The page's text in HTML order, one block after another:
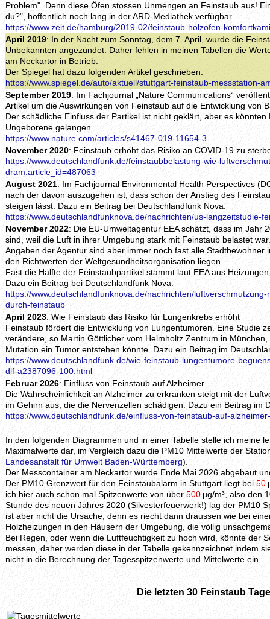
Problem". Denn diese Öfen stossen Unmengen an Feinstaub aus!
du?", hoffentlich noch lang in der ARD-Mediathek verfügbar...
https://www.zeit.de/hamburg/2019-02/feinstaub-holzofen-
April 2019: In der Nacht zum Sonntag, dem 7. April, wurde die
Unbekannten angezündet. Daher fehlen in meinen Tabellen die
am Neckartor in Betrieb.
Der Spiegel hat dazu folgenden Artikel geschrieben:
https://www.spiegel.de/auto/aktuell/stuttgart-feinstaub-messstation-
September 2019: Im Fachjournal „Nature Communications“
Artikel um die Auswirkungen von Feinstaub auf die Entwicklung von
Der schädliche Einfluss der Partikel ist nicht geklärt, aber es
Ungeborene gelangen.
https://www.nature.com/articles/s41467-019-11654-3
November 2020: Feinstaub erhöht das Risiko an COVID-19 zu
https://www.deutschlandfunk.de/feinstaubbelastung-wie-
dram:article_id=487063
August 2021: Im Fachjournal Environmental Health Perspectives
nach der davon auszugehen ist, dass schon der Anstieg des
steigen lässt. Dazu ein Beitrag bei Deutschlandfunk Nova:
https://www.deutschlandfunknova.de/nachrichten/us-langzeitstudie-
November 2022: Die EU-Umweltagentur EEA schätzt, dass im Jahr
sind, weil die Luft in ihrer Umgebung stark mit Feinstaub belastet
Angaben der Agentur sind aber immer noch fast alle
den Richtwerten der Weltgesundheitsorganisation liegen.
Fast die Hälfte der Feinstaubpartikel stammt laut EEA aus
Dazu ein Beitrag bei Deutschlandfunk Nova:
https://www.deutschlandfunknova.de/nachrichten/
durch-feinstaub
April 2023: Wie Feinstaub das Risiko für Lungenkrebs erhöht
Feinstaub fördert die Entwicklung von Lungentumoren. Eine Studie
verändere, so Martin Göttlicher vom Helmholtz Zentrum in
Mutation ein Tumor entstehen könnte. Dazu ein Beitrag im
https://www.deutschlandfunk.de/wie-feinstaub-lungentumore-
dlf-a2387096-100.html
Februar 2026: Einfluss von Feinstaub auf Alzheimer
Die Wahrscheinlichkeit an Alzheimer zu erkranken steigt mit der
im Gehirn aus, die die Nervenzellen schädigen. Dazu ein Beitrag im
https://www.deutschlandfunk.de/einfluss-von-feinstaub-auf-
In den folgenden Diagrammen und in einer Tabelle stelle ich meine
Maximalwerte dar, im Vergleich dazu die PM10 Mittelwerte der
Landesanstalt für Umwelt Baden-Württemberg).
Der Messcontainer am Neckartor wurde Ende Mai 2026 abgebaut
Der PM10 Grenzwert für den Feinstaubalarm in Stuttgart liegt bei 50
ich hier auch schon mal Spitzenwerte von über 500 µg/m³, also den
Stunde des neuen Jahres 2020 (Silvesterfeuerwerk!) lag der PM10
ist aber nicht die Ursache, denn es riecht dann draussen wie bei
Holzheizungen in den Häusern der Umgebung, die völlig
Bei Regen, oder wenn die Luftfeuchtigkeit zu hoch wird, könnte der
messen, daher werden diese in der Tabelle gekennzeichnet indem
nicht in die Berechnung der Tagesspitzenwerte und Mittelwerte ein.
Die letzten 30 Feinstaub